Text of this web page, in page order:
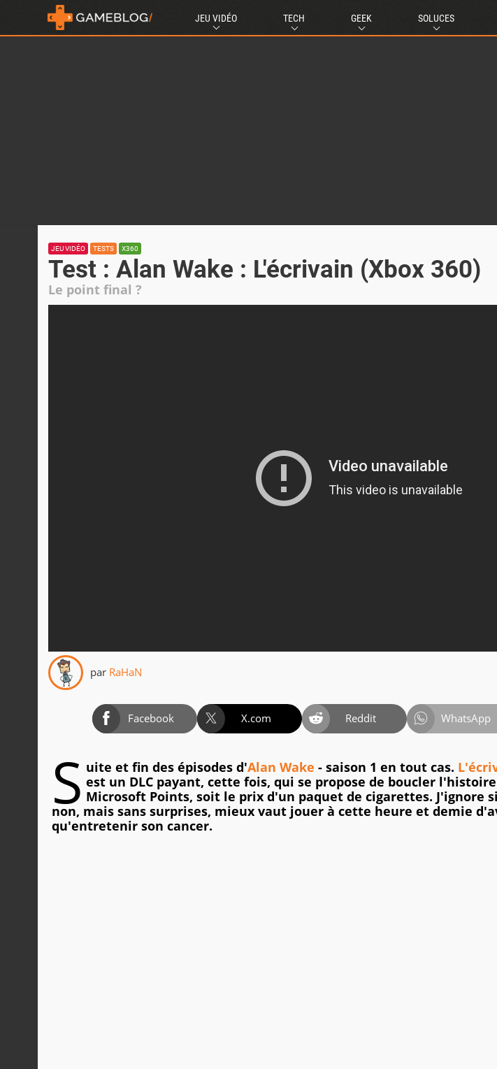
JEU VIDÉO TECH GEEK SOLUCES
JEU VIDÉO TESTS X360
Test : Alan Wake : L'écrivain (Xbox 360)
Le point final ?
par RaHaN
Facebook X.com Reddit WhatsApp
S uite et fin des épisodes d'Alan Wake - saison 1 en tout cas.
est un DLC payant, cette fois, qui se propose de boucler
Microsoft Points, soit le prix d'un paquet de cigarettes. J'ignore
non, mais sans surprises, mieux vaut jouer à cette heure et demie
qu'entretenir son cancer.